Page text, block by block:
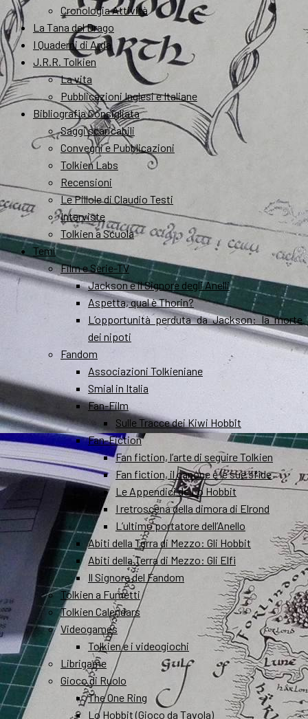
Cronologia Attività
La Tana del Drago
I Quaderni di Arda
J.R.R. Tolkien
La vita
Pubblicazioni Inglesi e Italiane
Bibliografia Consigliata
Saggi scaricabili
Convegni e Pubblicazioni
Tolkien Labs
Recensioni
Le Pillole di Claudio Testi
Interviste
Tolkien a Scuola
Temi
Film e Serie-TV
Jackson e il Signore degli Anelli
Aspetta, qual è Thorin?
L’opportunità perduta da Jackson: la morte
dei nipoti
Fandom
Associazioni Tolkieniane
Smial in Italia
Fan-Film
Sulle Tracce dei Kiwi Hobbit
Fan-Fiction
Fan fiction, l’arte di seguire Tolkien
Fan fiction, il canone e le sue sfide
Le Appendici de Lo Hobbit
I retroscena della dimora di Elrond
L’ultimo portatore dell’Anello
Abiti della Terra di Mezzo: Gli Hobbit
Abiti della Terra di Mezzo: Gli Elfi
Il Signore del Fandom
Tolkien a Fumetti
Tolkien Calendars
Videogames
Tolkien e i videogiochi
Librigame
Gioco di Ruolo
The One Ring
Lo Hobbit (Gioco da Tavola)